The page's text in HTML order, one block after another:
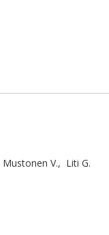
Mustonen V., Liti G.